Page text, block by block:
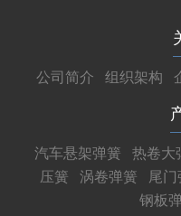
公司简介 组织架构
汽车悬架弹簧 热卷大
压簧
涡卷弹簧 尾门
钢板